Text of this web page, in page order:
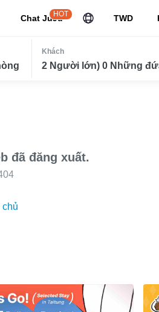
Chat JuJu
HOT TWD
Khách
2 Người lớn) 0 Những
đã đăng xuất.
chủ